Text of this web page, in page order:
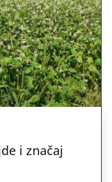
i značaj